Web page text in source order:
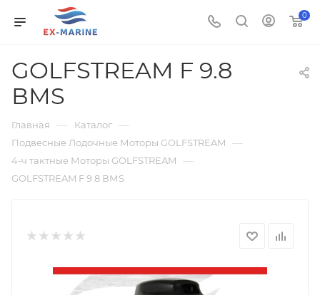
0
GOLFSTREAM F 9.8
ВМS
Главная — Каталог —
Подвесные Лодочные Моторы GOLFSTREAM —
4-ч тактные Моторы GOLFSTREAM —
GOLFSTREAM F 9.8 ВМS